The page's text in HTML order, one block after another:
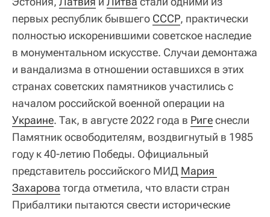
первых республик бывшего СССР, практически
полностью искоренившими советское наследие
в монументальном искусстве. Случаи демонтажа
и вандализма в отношении оставшихся в этих
странах советских памятников участились с
началом российской военной операции на
Украине. Так, в августе 2022 года в Ригеснесли
Памятник освободителям, воздвигнутый в 1985
году к 40-летию Победы. Официальный
представитель российского МИД Мария
Захарова тогда отметила, что власти стран
Прибалтики пытаются свести исторические